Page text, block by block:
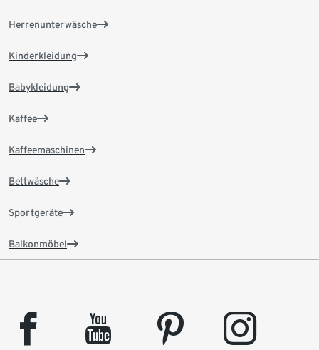
Herrenunterwäsche
Kinderkleidung
Babykleidung
Kaffee
Kaffeemaschinen
Bettwäsche
Sportgeräte
Balkonmöbel
facebook youtube pinterest instagram